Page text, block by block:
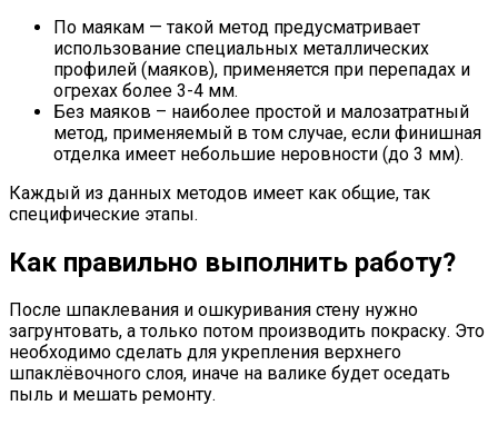
По маякам — такой метод предусматривает
использование специальных металлических
профилей (маяков), применяется при перепадах и
огрехах более 3-4 мм.
Без маяков – наиболее простой и малозатратный
метод, применяемый в том случае, если финишная
отделка имеет небольшие неровности (до 3 мм).
Каждый из данных методов имеет как общие, так
специфические этапы.
Как правильно выполнить работу?
После шпаклевания и ошкуривания стену нужно
загрунтовать, а только потом производить покраску. Это
необходимо сделать для укрепления верхнего
шпаклёвочного слоя, иначе на валике будет оседать
пыль и мешать ремонту.